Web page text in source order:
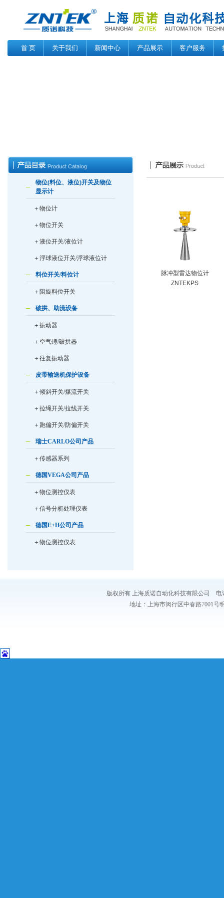
首 页 关于我们 新闻中心 产品展示 客户服务
物位(料位、液位)开关及物位
显示计
＋物位计
＋物位开关
＋液位开关/液位计
＋浮球液位开关/浮球液位计
料位开关/料位计
＋阻旋料位开关
破拱、助流设备
＋振动器
＋空气锤/破拱器
＋往复振动器
皮带输送机保护设备
＋倾斜开关/煤流开关
＋拉绳开关/拉线开关
＋跑偏开关/防偏开关
瑞士CARLO公司产品
＋传感器系列
德国VEGA公司产品
＋物位测控仪表
＋信号分析处理仪表
德国E+H公司产品
＋物位测控仪表
脉冲型雷达物位计
ZNTEKPS
版权所有 上海质诺自动化科技有限公司 电
地址：上海市闵行区中春路7001